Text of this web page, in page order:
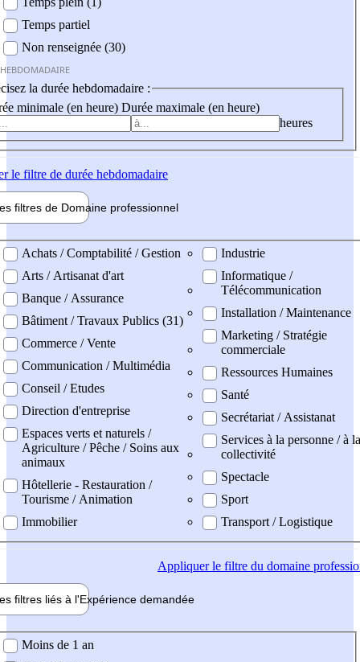
Temps partiel
Non renseignée (30)
la durée hebdomadaire :
minimale (en heure) Durée maximale (en heure)
heures
le filtre de durée hebdomadaire
filtres de Domaine professionnel
professionel
Achats / Comptabilité / Gestion
Arts / Artisanat d'art
Banque / Assurance
Bâtiment / Travaux Publics (31)
Commerce / Vente
Communication / Multimédia
Conseil / Etudes
Direction d'entreprise
Espaces verts et naturels /
Agriculture / Pêche / Soins aux
animaux
Hôtellerie - Restauration /
Tourisme / Animation
Immobilier
Industrie
Informatique /
Télécommunication
Installation / Maintenance
Marketing / Stratégie
commerciale
Ressources Humaines
Santé
Secrétariat / Assistanat
Services à la personne / à la
collectivité
Spectacle
Sport
Transport / Logistique
Appliquerle filtre du domaine
filtres liés à l'Expérience demandée
demandée
Moins de 1 an